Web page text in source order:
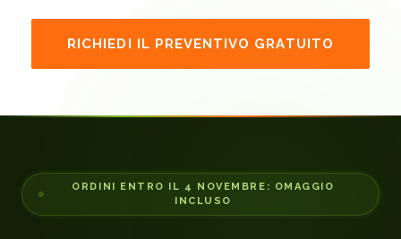
RICHIEDI IL PREVENTIVO GRATUITO
ORDINI ENTRO IL 4 NOVEMBRE: OMAGGIO
INCLUSO